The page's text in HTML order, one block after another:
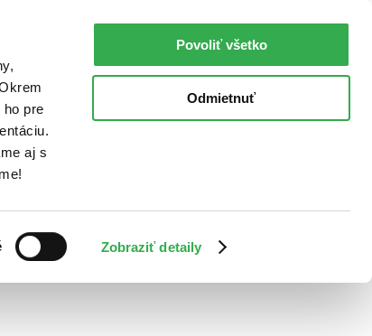
pre
aj s
Zobraziť detaily
Povoliť všetko
Odmietnuť